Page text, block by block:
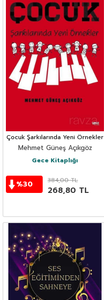
Çocuk Şarkılarında Yeni Örnekler
Mehmet Güneş Açıkgöz
Gece Kitaplığı
%30 384,00TL
268,80 TL